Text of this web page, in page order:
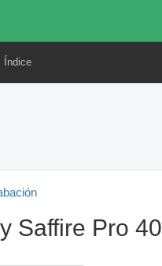
Índice
Saffire Pro 40